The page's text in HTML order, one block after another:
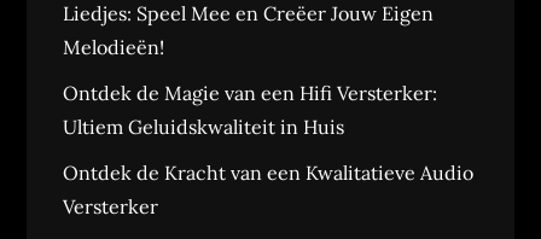
Liedjes: Speel Mee en Creëer Jouw Eigen
Melodieën!
Ontdek de Magie van een Hifi Versterker:
Ultiem Geluidskwaliteit in Huis
Ontdek de Kracht van een Kwalitatieve Audio
Versterker